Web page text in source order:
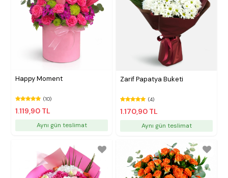
Happy Moment
(10)
1.119,90 TL
Aynı gün teslimat
Zarif Papatya Buketi
(4)
1.170,90 TL
Aynı gün teslimat